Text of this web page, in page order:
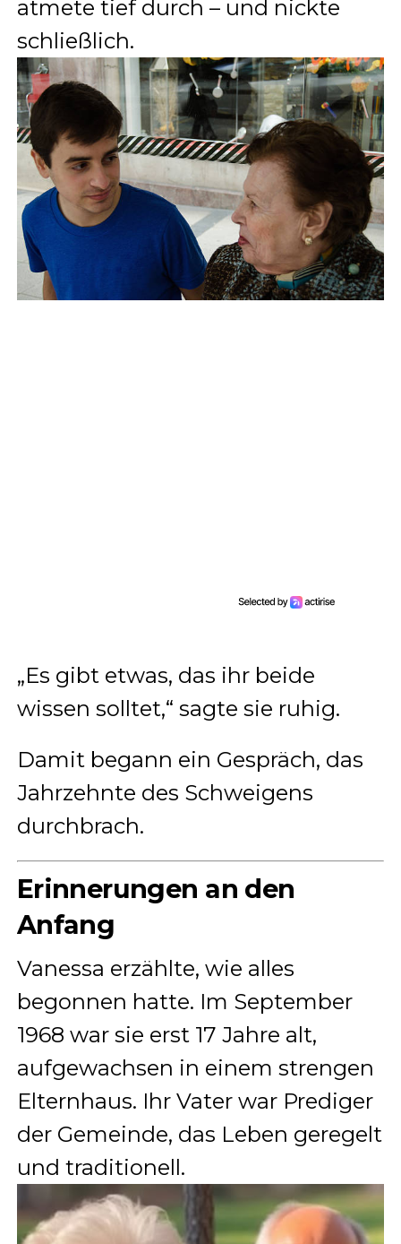
atmete tief durch – und nickte
schließlich.
„Es gibt etwas, das ihr beide
wissen solltet,“ sagte sie ruhig.
Damit begann ein Gespräch, das
Jahrzehnte des Schweigens
durchbrach.
Erinnerungen an den
Anfang
Vanessa erzählte, wie alles
begonnen hatte. Im September
1968 war sie erst 17 Jahre alt,
aufgewachsen in einem strengen
Elternhaus. Ihr Vater war Prediger
der Gemeinde, das Leben geregelt
und traditionell.